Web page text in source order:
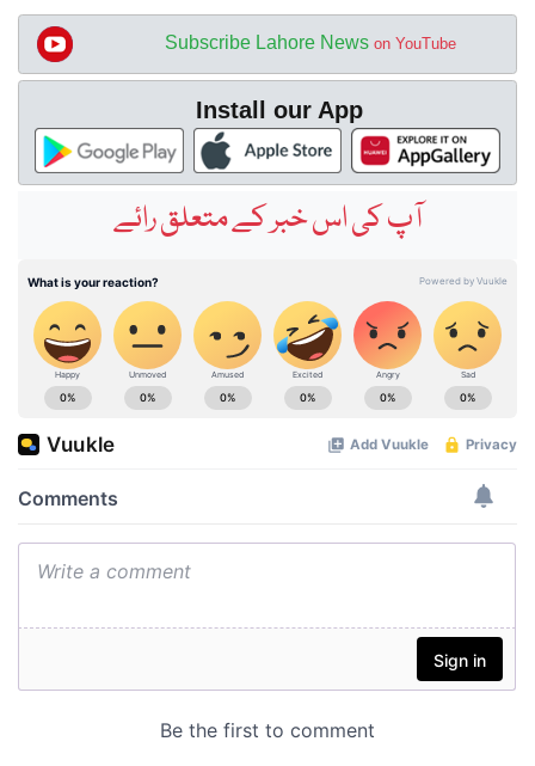
Subscribe Lahore News on YouTube
Install our App
آپ کی اس خبر کے متعلق رائے